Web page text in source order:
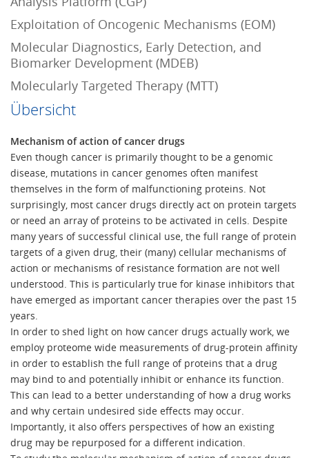
Exploitation of Oncogenic Mechanisms (EOM)
Molecular Diagnostics, Early Detection, and
Biomarker Development (MDEB)
Molecularly Targeted Therapy (MTT)
Übersicht
Mechanism of action of cancer drugs
Even though cancer is primarily thought to be a genomic
disease, mutations in cancer genomes often manifest
themselves in the form of malfunctioning proteins. Not
surprisingly, most cancer drugs directly act on protein targets
or need an array of proteins to be activated in cells. Despite
many years of successful clinical use, the full range of protein
targets of a given drug, their (many) cellular mechanisms of
action or mechanisms of resistance formation are not well
understood. This is particularly true for kinase inhibitors that
have emerged as important cancer therapies over the past 15
years.
In order to shed light on how cancer drugs actually work, we
employ proteome wide measurements of drug-protein affinity
in order to establish the full range of proteins that a drug
may bind to and potentially inhibit or enhance its function.
This can lead to a better understanding of how a drug works
and why certain undesired side effects may occur.
Importantly, it also offers perspectives of how an existing
drug may be repurposed for a different indication.